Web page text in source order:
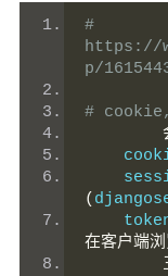
#
https://
p/
#
(
在客户端